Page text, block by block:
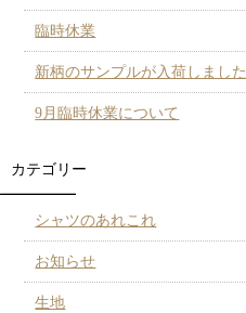
臨時休業
新柄のサンプルが入荷しました
9月臨時休業について
カテゴリー
シャツのあれこれ
お知らせ
生地